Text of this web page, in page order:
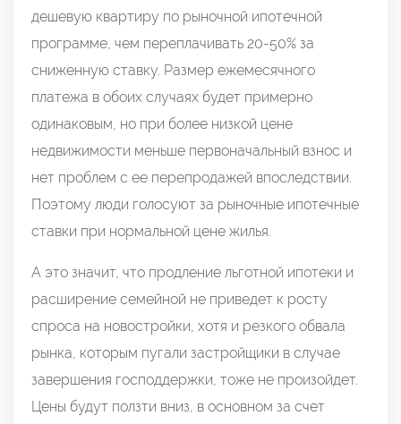
дешевую квартиру по рыночной ипотечной
программе, чем переплачивать 20-50% за
сниженную ставку. Размер ежемесячного
платежа в обоих случаях будет примерно
одинаковым, но при более низкой цене
недвижимости меньше первоначальный взнос и
нет проблем с ее перепродажей впоследствии.
Поэтому люди голосуют за рыночные ипотечные
ставки при нормальной цене жилья.
А это значит, что продление льготной ипотеки и
расширение семейной не приведет к росту
спроса на новостройки, хотя и резкого обвала
рынка, которым пугали застройщики в случае
завершения господдержки, тоже не произойдет.
Цены будут ползти вниз, в основном за счет